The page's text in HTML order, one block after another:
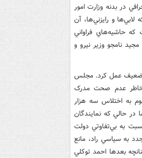
در بدنه وزارت امور
و رايزني‌ها، آن
حاشيه‌هاي فراواني
نامجو وزير نيرو و
ضعيف عمل کرد. مجلس
عدم صحت مدرک
به اختلاس سه هزار
حالي که نمايندگان
به بي‌تفاوتي دولت
به سياسي راد، مانع
بعدها احمد توکلي